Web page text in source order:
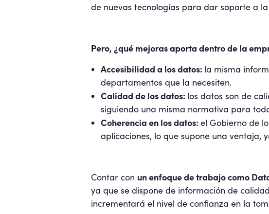
de nuevas tecnologías para dar soporte a
Pero, ¿qué mejoras aporta dentro de la
Accesibilidad a los datos: la misma
departamentos que la necesiten.
Calidad de los datos: los datos son de
siguiendo una misma normativa para
Coherencia en los datos: el Gobierno de
aplicaciones, lo que supone una
Contar con un enfoque de trabajo como
ya que se dispone de información de
incrementará el nivel de confianza en la